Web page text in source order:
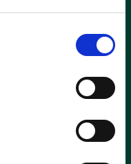
elektronische
van jezelf en je
gebruiken).
bewijzen van
die je hebt. Per